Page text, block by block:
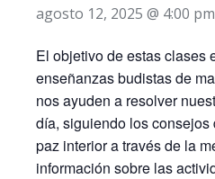
agosto 12, 2025 @ 4:00 pm
El objetivo de estas clases
enseñanzas budistas de
nos ayuden a resolver
día, siguiendo los
paz interior a través de la
información sobre las